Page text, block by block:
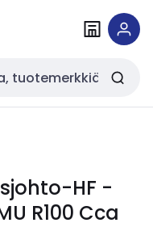
HF -
R100 Cca